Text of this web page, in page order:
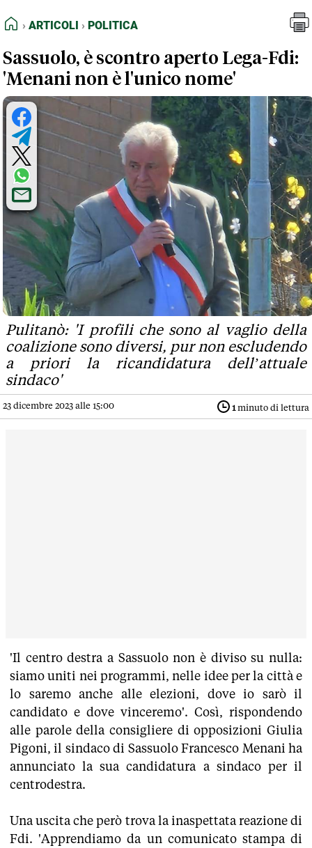
FEED RSS
NORMATIVE DEONTOLOGICHE
TERMINI e CONDIZIONI
HOME
ARTICOLI POLITICA
Sassuolo, è scontro aperto Lega-Fdi:
'Menani non è l'unico nome'
Pulitanò: 'I profili che sono al vaglio della
coalizione sono diversi, pur non escludendo
a priori la ricandidatura dell’attuale
sindaco'
23 dicembre 2023 alle 15:00 1 minuto di lettura
'Il centro destra a Sassuolo non è diviso su nulla:
siamo uniti nei programmi, nelle idee per la città e
lo saremo anche alle elezioni, dove io sarò il
candidato e dove vinceremo'. Così, rispondendo
alle parole della consigliere di opposizioni Giulia
Pigoni, il sindaco di Sassuolo Francesco Menani ha
annunciato la sua candidatura a sindaco per il
centrodestra.
Una uscita che però trova la inaspettata reazione di
Fdi. 'Apprendiamo da un comunicato stampa di